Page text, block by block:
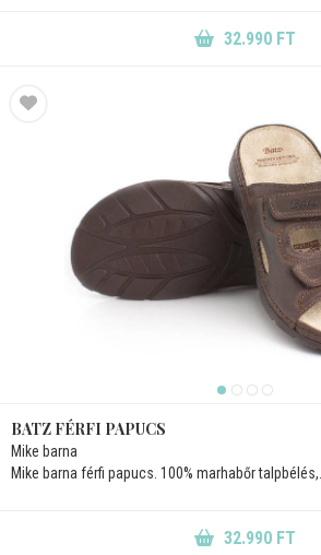
32.990 FT
BATZ FÉRFI PAPUCS
Mike barna
Mike barna férfi papucs. 100% marhabőr talpbélés,...
32.990 FT